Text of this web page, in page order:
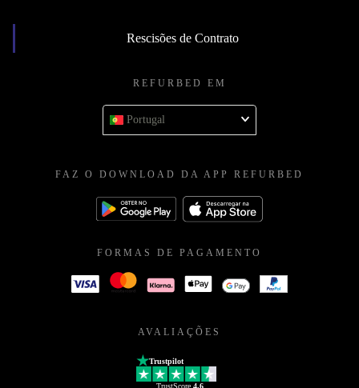
Rescisões de Contrato
REFURBED EM
Portugal
FAZ O DOWNLOAD DA APP REFURBED
FORMAS DE PAGAMENTO
AVALIAÇÕES
Trustpilot
TrustScore 4.6